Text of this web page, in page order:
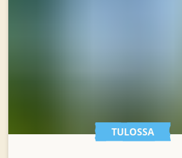
TULOSSA